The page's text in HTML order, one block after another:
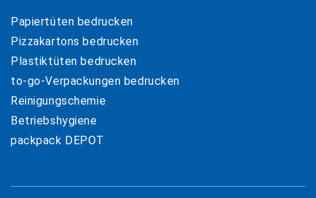
Papiertüten bedrucken
Pizzakartons bedrucken
Plastiktüten bedrucken
to-go-Verpackungen bedrucken
Reinigungschemie
Betriebshygiene
packpack DEPOT